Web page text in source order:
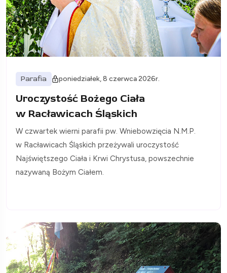
Parafia poniedziałek, 8 czerwca 2026r.
Uroczystość Bożego Ciała
w Racławicach Śląskich
W czwartek wierni parafii pw. Wniebowzięcia N.M.P.
w Racławicach Śląskich przeżywali uroczystość
Najświętszego Ciała i Krwi Chrystusa, powszechnie
nazywaną Bożym Ciałem.